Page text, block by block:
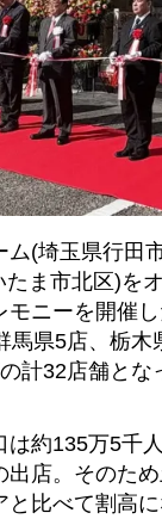
ム(埼玉県行田
ま市北区)を
モニーを開催
馬県5店、栃木
計32店舗とな
は約135万5千
店。そのた
比べて割高に